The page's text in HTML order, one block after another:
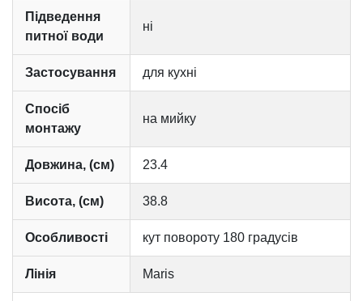
Підведення
питної води
ні
Застосування для кухні
Спосіб
монтажу
на мийку
Довжина, (см) 23.4
Висота, (см) 38.8
Особливості кут повороту 180 градусів
Лінія Maris